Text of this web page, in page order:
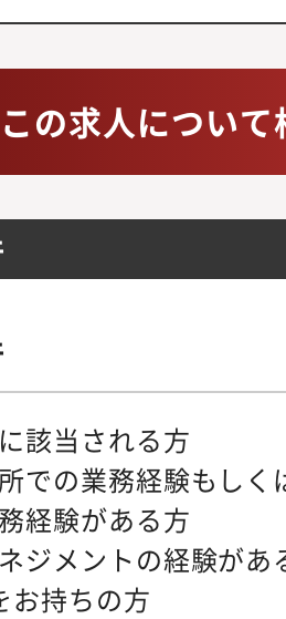
この求人につい
該当される方
での業務経験もし
経験がある方
ジメントの経験があ
お持ちの方